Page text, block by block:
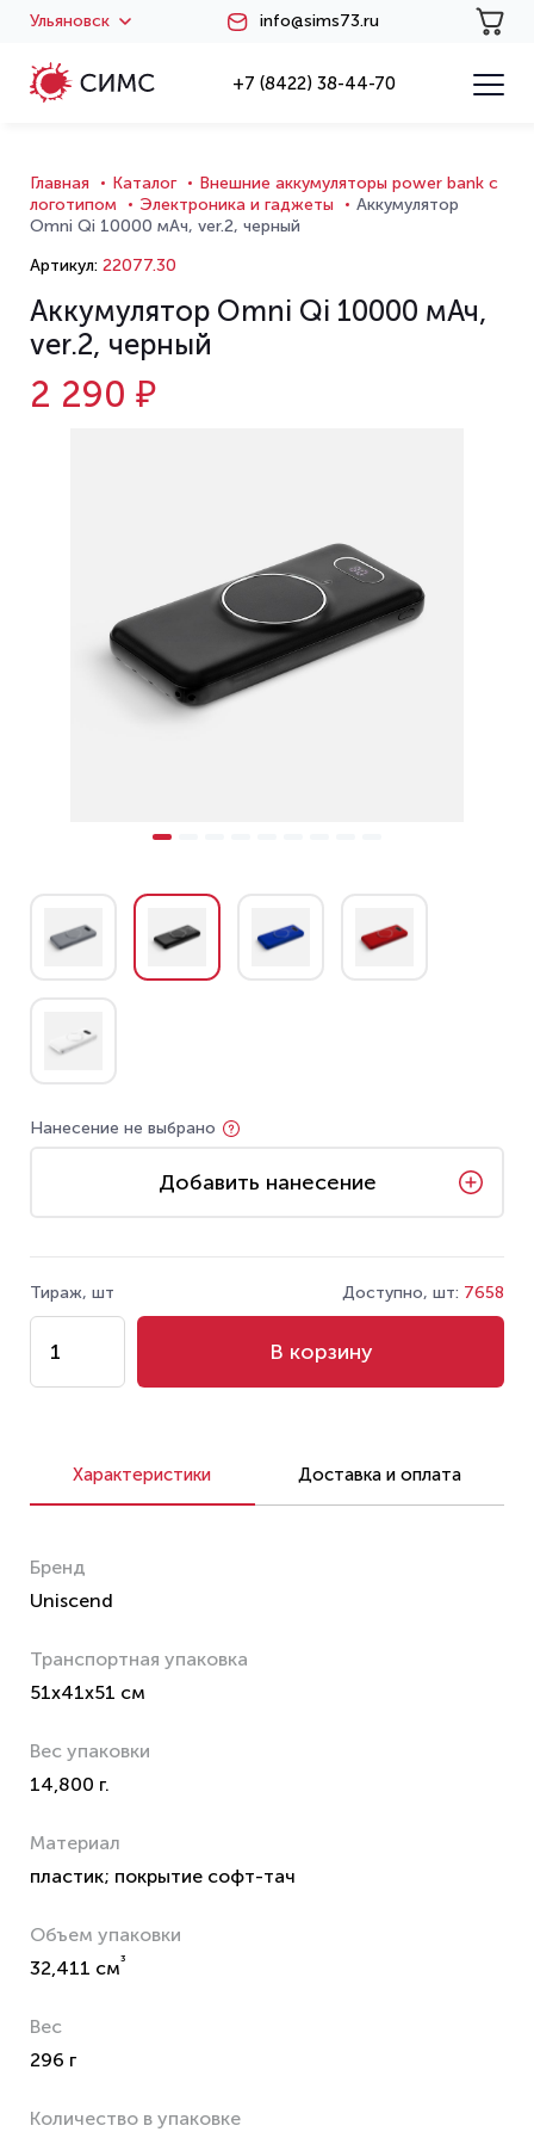
Ульяновск info@sims73.ru
+7 (8422) 38-44-70
Главная Каталог
Внешние аккумуляторы power bank с
логотипом
Электроника и гаджеты
Аккумулятор
Omni Qi 10000 мАч, ver.2, черный
Артикул: 22077.30
Аккумулятор Omni Qi 10000 мАч,
ver.2, черный
2 290 ₽
Нанесение не выбрано
Добавить нанесение
Тираж, шт Доступно, шт: 7658
В корзину
Характеристики Доставка и оплата
Бренд
Uniscend
Транспортная упаковка
51x41x51 см
Вес упаковки
14,800 г.
Материал
пластик; покрытие софт-тач
Объем упаковки
32,411 см³
Вес
296 г
Количество в упаковке